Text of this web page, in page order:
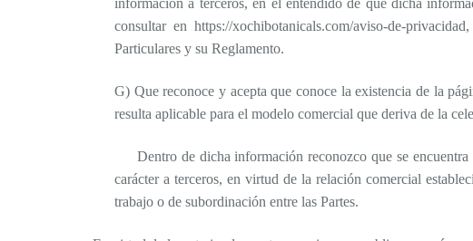
consultar en https://xochibotanicals.com/aviso-de-
Particulares y su Reglamento.
G) Que reconoce y acepta que conoce la existencia de la
resulta aplicable para el modelo comercial que deriva de la
Dentro de dicha información reconozco que se
carácter a terceros, en virtud de la relación comercial
trabajo o de subordinación entre las Partes.